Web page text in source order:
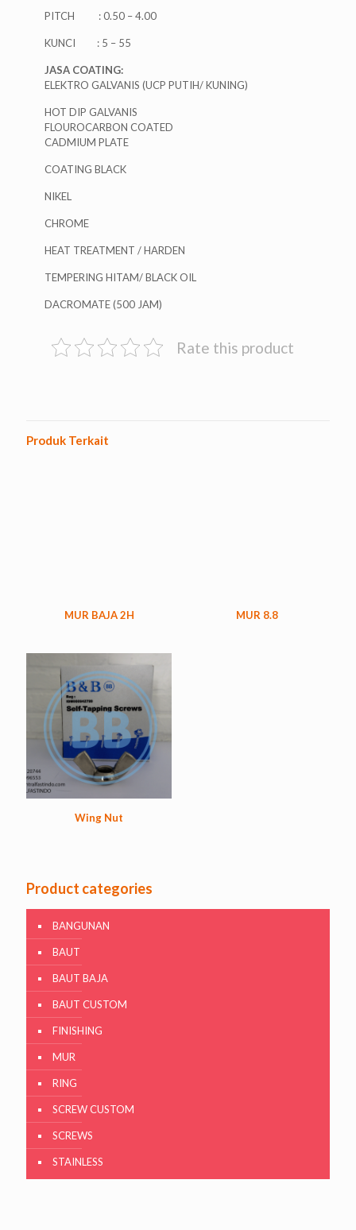
PITCH : 0.50 – 4.00
KUNCI : 5 – 55
JASA COATING:
ELEKTRO GALVANIS (UCP PUTIH/ KUNING)
HOT DIP GALVANIS
FLOUROCARBON COATED
CADMIUM PLATE
COATING BLACK
NIKEL
CHROME
HEAT TREATMENT / HARDEN
TEMPERING HITAM/ BLACK OIL
DACROMATE (500 JAM)
Rate this product
Produk Terkait
MUR BAJA 2H MUR 8.8
Wing Nut
Product categories
BANGUNAN
BAUT
BAUT BAJA
BAUT CUSTOM
FINISHING
MUR
RING
SCREW CUSTOM
SCREWS
STAINLESS